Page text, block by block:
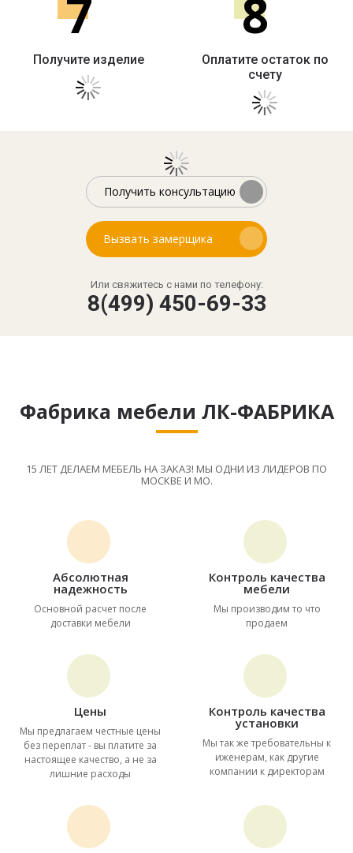
7
Получите изделие
8
Оплатите остаток по
счету
Получить консультацию
Вызвать замерщика
Или свяжитесь с нами по телефону:
8(499) 450-69-33
Фабрика мебели ЛК-ФАБРИКА
15 ЛЕТ ДЕЛАЕМ МЕБЕЛЬ НА ЗАКАЗ! МЫ ОДНИ ИЗ ЛИДЕРОВ ПО
МОСКВЕ И МО.
Абсолютная
надежность
Основной расчет после
доставки мебели
Контроль качества
мебели
Мы производим то что
продаем
Цены
Мы предлагаем честные цены
без переплат - вы платите за
настоящее качество, а не за
лишние расходы
Контроль качества
установки
Мы так же требовательны к
иженерам, как другие
компании к директорам